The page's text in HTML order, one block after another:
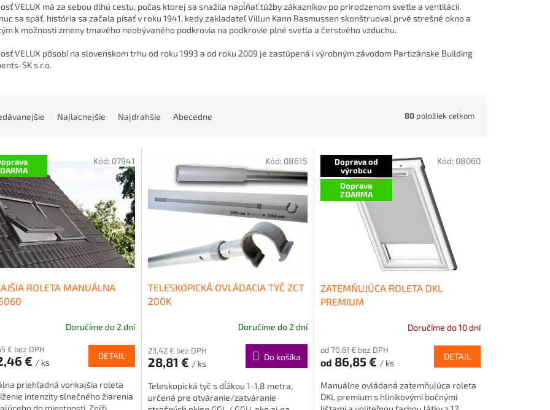
VELUX má za sebou dlhú cestu, počas ktorej sa snažila napĺňať túžby zákazníkov po prirodzenom svetle a ventilácii.
sa späť, história sa začala písať v roku 1941, kedy zakladateľ Villun Kann Rasmussen skonštruoval prvé strešné okno a
k možnosti zmeny tmavého neobývaného podkrovia na podkrovie plné svetla a čerstvého vzduchu.
VELUX pôsobí na slovenskom trhu od roku 1993 a od roku 2009 je zastúpená i výrobným závodom Partizánske Building
SK s.r.o.
Najlacnejšie Najdrahšie Abecedne 80 položiek celkom
ROLETA MANUÁLNA
Doručíme do 2 dní
€ bez DPH
€ / ks
DETAIL
priehľadná vonkajšia roleta
intenzity slnečného žiarenia
Kód: 07941
TELESKOPICKÁ OVLÁDACIA TYČ ZCT
200K
Doručíme do 2 dní
23,42 € bez DPH
28,81 € / ks
Do košíka
Teleskopická tyč s dĺžkou 1-1,8 metra,
určená pre otváranie/zatváranie
Kód: 08615
Doprava od
výrobcu
Doprava
ZDARMA
ZATEMŇUJÚCA ROLETA DKL
PREMIUM
produktu
je
z
5
Doručíme do 10 dní
od 70,61 € bez DPH
od 86,85 € / ks
DETAIL
Manuálne ovládaná zatemňujúca roleta
DKL premium s hliníkovými bočnými
Kód: 08060